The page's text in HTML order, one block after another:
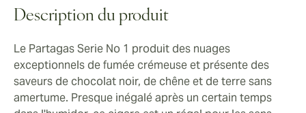
pour laisser place à un finish doux
Description du produit
Le Partagas Serie No 1 produit des nuages
exceptionnels de fumée crémeuse et présente des
saveurs de chocolat noir, de chêne et de terre sans
amertume. Presque inégalé après un certain temps